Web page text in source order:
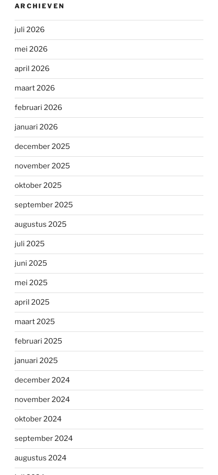
ARCHIEVEN
juli 2026
mei 2026
april 2026
maart 2026
februari 2026
januari 2026
december 2025
november 2025
oktober 2025
september 2025
augustus 2025
juli 2025
juni 2025
mei 2025
april 2025
maart 2025
februari 2025
januari 2025
december 2024
november 2024
oktober 2024
september 2024
augustus 2024